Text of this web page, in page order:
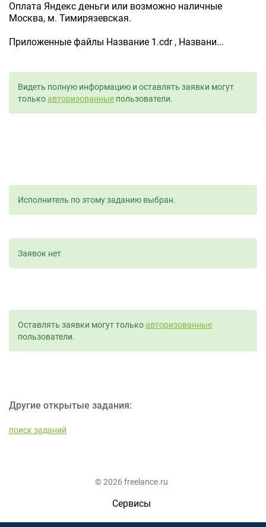
Оплата Яндекс деньги или возможно наличные
Москва, м. Тимирязевская.
Приложенные файлы Название 1.cdr , Названи...
Видеть полную информацию и оставлять заявки могут
толькоавторизованные пользователи.
Исполнитель по этому заданию выбран.
Заявок нет
Оставлять заявки могут толькоавторизованные
пользователи.
Другие открытые задания:
поиск заданий
© 2026 freelance.ru
Сервисы